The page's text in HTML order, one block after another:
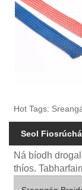
Hot Tags:
Seol
Ná bíodh
thíos.